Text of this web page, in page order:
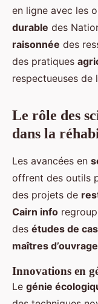
en ligne avec les
durable des
raisonnée des
des pratiques
respectueuses de
Le rôle des
dans la
Les avancées en
offrent des outils
des projets de
Cairn info
des études de cas
maîtres d’ouvrage
Innovations en
Le génie